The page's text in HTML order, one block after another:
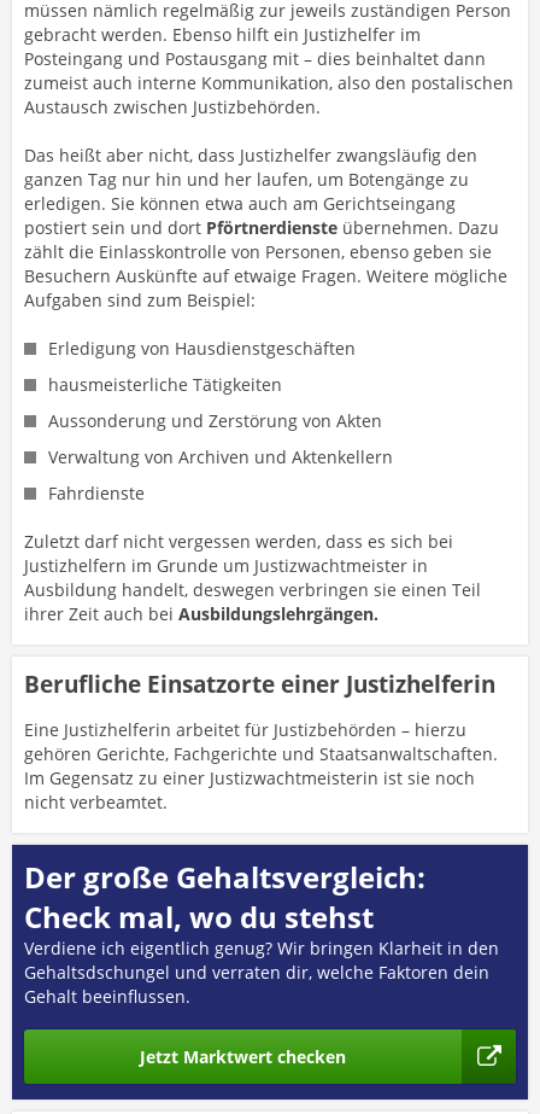
müssen nämlich regelmäßig zur jeweils zuständigen Person
gebracht werden. Ebenso hilft ein Justizhelfer im
Posteingang und Postausgang mit – dies beinhaltet dann
zumeist auch interne Kommunikation, also den postalischen
Austausch zwischen Justizbehörden.
Das heißt aber nicht, dass Justizhelfer zwangsläufig den
ganzen Tag nur hin und her laufen, um Botengänge zu
erledigen. Sie können etwa auch am Gerichtseingang
postiert sein und dort Pförtnerdienste übernehmen. Dazu
zählt die Einlasskontrolle von Personen, ebenso geben sie
Besuchern Auskünfte auf etwaige Fragen. Weitere mögliche
Aufgaben sind zum Beispiel:
Erledigung von Hausdienstgeschäften
hausmeisterliche Tätigkeiten
Aussonderung und Zerstörung von Akten
Verwaltung von Archiven und Aktenkellern
Fahrdienste
Zuletzt darf nicht vergessen werden, dass es sich bei
Justizhelfern im Grunde um Justizwachtmeister in
Ausbildung handelt, deswegen verbringen sie einen Teil
ihrer Zeit auch bei Ausbildungslehrgängen.
Berufliche Einsatzorte einer Justizhelferin
Eine Justizhelferin arbeitet für Justizbehörden – hierzu
gehören Gerichte, Fachgerichte und Staatsanwaltschaften.
Im Gegensatz zu einer Justizwachtmeisterin ist sie noch
nicht verbeamtet.
Der große Gehaltsvergleich:
Check mal, wo du stehst
Verdiene ich eigentlich genug? Wir bringen Klarheit in den
Gehaltsdschungel und verraten dir, welche Faktoren dein
Gehalt beeinflussen.
Jetzt Marktwert checken